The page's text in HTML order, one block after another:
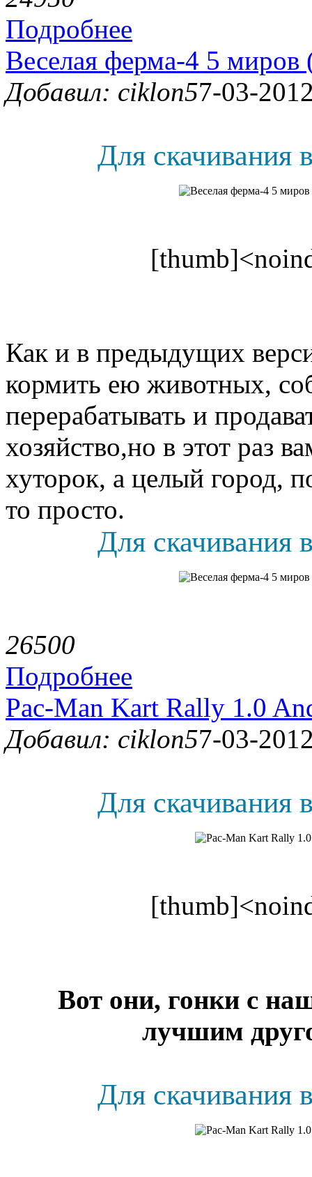
Подробнее
Веселая ферма-4 5 миров
Добавил: ciklon57-03-
Для скачивания
Как и в предыдущих
кормить ею животных,
перерабатывать и
хозяйство,но в этот раз
хуторок, а целый город,
то просто.
Для скачивания
26500
Подробнее
Pac-Man Kart Rally 1.0
Добавил: ciklon57-03-
Для скачивания
Вот они, гонки с
лучшим
Для скачивания